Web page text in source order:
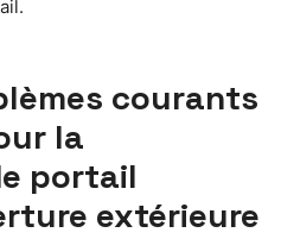
courants
la
portail
extérieure